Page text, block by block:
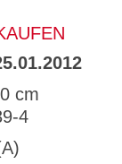
cm
4